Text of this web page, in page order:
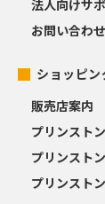
法人向けサ
お問い合わせ
ショッピン
販売店案内
プリンスト
プリンスト
プリンスト